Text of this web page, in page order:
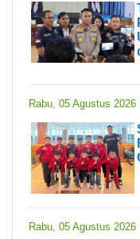
Rabu, 05 Agustus 2026
Rabu, 05 Agustus 2026